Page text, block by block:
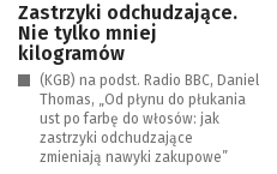
Zastrzyki odchudzające.
Nie tylko mniej
kilogramów
(KGB) na podst. Radio BBC, Daniel
Thomas, „Od płynu do płukania
ust po farbę do włosów: jak
zastrzyki odchudzające
zmieniają nawyki zakupowe”